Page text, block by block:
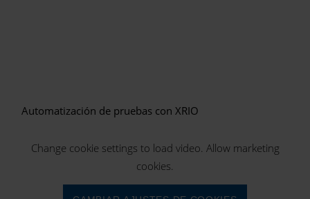
Automatización de pruebas con XRIO
Change cookie settings to load video. Allow marketing
cookies.